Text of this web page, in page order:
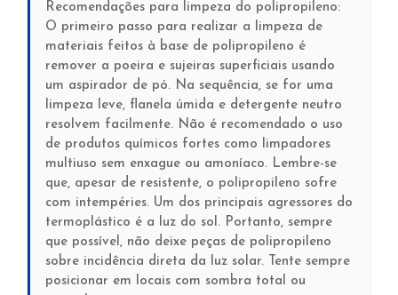
Recomendações para limpeza do polipropileno:
O primeiro passo para realizar a limpeza de
materiais feitos à base de polipropileno é
remover a poeira e sujeiras superficiais usando
um aspirador de pó. Na sequência, se for uma
limpeza leve, flanela úmida e detergente neutro
resolvem facilmente. Não é recomendado o uso
de produtos químicos fortes como limpadores
multiuso sem enxague ou amoníaco. Lembre-se
que, apesar de resistente, o polipropileno sofre
com intempéries. Um dos principais agressores do
termoplástico é a luz do sol. Portanto, sempre
que possível, não deixe peças de polipropileno
sobre incidência direta da luz solar. Tente sempre
posicionar em locais com sombra total ou